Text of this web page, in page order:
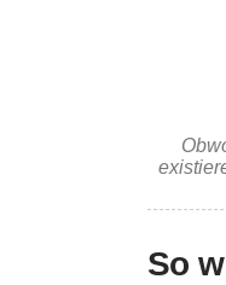
So